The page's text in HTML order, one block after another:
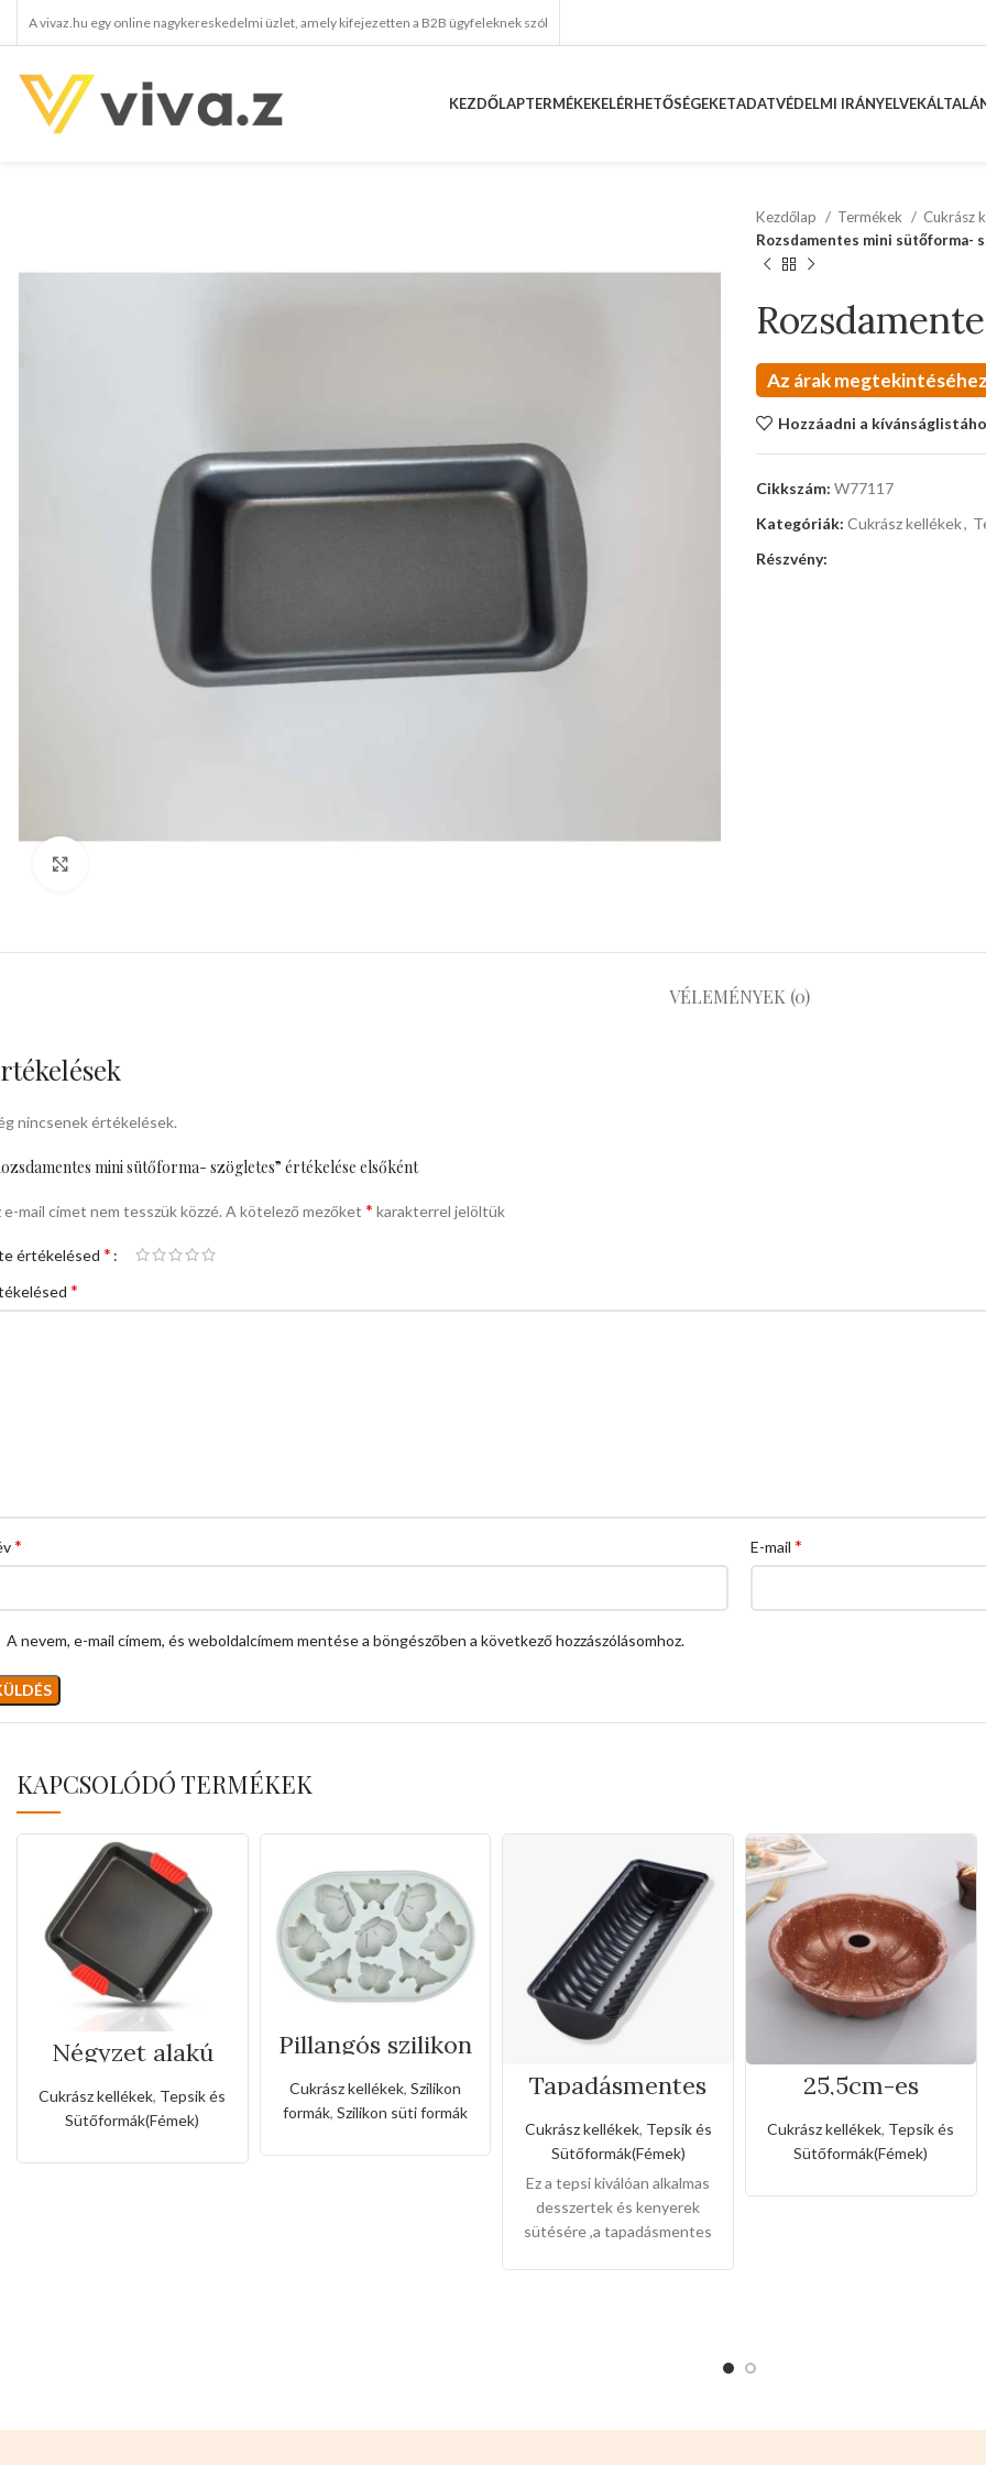
A vivaz.hu egy online nagykereskedelmi üzlet, amely kifejezetten a B2B ügyfeleknek szól
KEZDŐLAPTERMÉKEKELÉRHETŐSÉGEKETADATVÉDELMI IRÁNYELVEK
Kezdőlap Termékek
Cukrász
Rozsdamentes mini sütőforma-
Az árak
Hozzáadni a
Cikkszám: W77117
Kategóriák: Cukrász kellékek,
Részvény:
VÉLEMÉNYEK (0)
nincsenek értékelések.
mini sütőforma- szögletes” értékelése elsőként
e-mail címet nem tesszük közzé. A kötelező mezőket * karakterrel jelöltük
értékelésed *
*
* E-mail *
A nevem, e-mail címem, és weboldalcímem mentése a böngészőben a következő hozzászólásomhoz.
KAPCSOLÓDÓ TERMÉKEK
Négyzet alakú
tepsi szilikon
fogóval
Cukrász kellékek, Tepsik és
Sütőformák(Fémek)
Pillangós szilikon
forma
Cukrász kellékek, Szilikon
formák, Szilikon süti formák
Tapadásmentes
forma(Kis méret)
Cukrász kellékek, Tepsik és
Sütőformák(Fémek)
Ez a tepsi kiválóan alkalmas
desszertek és kenyerek
sütésére ,a tapadásmentes
25,5cm-es
tapadásmentes
kuglóf sütőforma
Cukrász kellékek, Tepsik és
Sütőformák(Fémek)